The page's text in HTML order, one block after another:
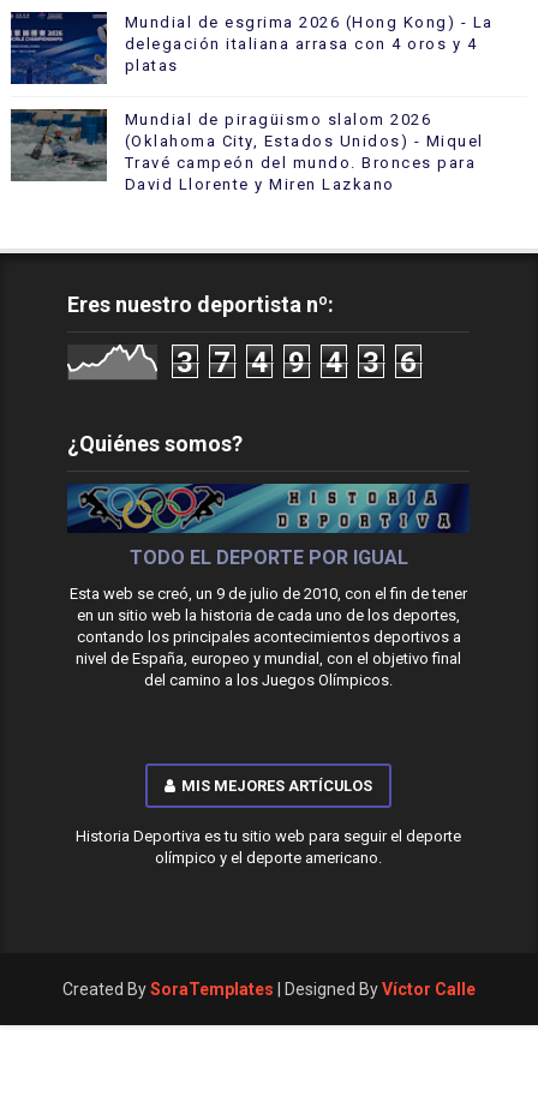
Mundial de esgrima 2026 (Hong Kong) - La
delegación italiana arrasa con 4 oros y 4
platas
Mundial de piragüismo slalom 2026
(Oklahoma City, Estados Unidos) - Miquel
Travé campeón del mundo. Bronces para
David Llorente y Miren Lazkano
Eres nuestro deportista nº:
3 7 4 9 4 3 6
¿Quiénes somos?
TODO EL DEPORTE POR IGUAL
Esta web se creó, un 9 de julio de 2010, con el fin de tener
en un sitio web la historia de cada uno de los deportes,
contando los principales acontecimientos deportivos a
nivel de España, europeo y mundial, con el objetivo final
del camino a los Juegos Olímpicos.
MIS MEJORES ARTÍCULOS
Historia Deportiva es tu sitio web para seguir el deporte
olímpico y el deporte americano.
Created BySoraTemplates | Designed ByVíctor Calle